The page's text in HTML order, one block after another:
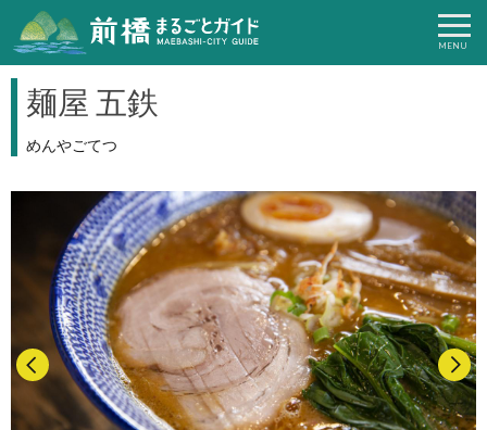
麺屋 五鉄
めんやごてつ